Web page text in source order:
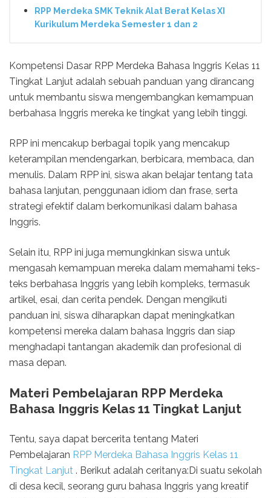
RPP Merdeka SMK Teknik Alat Berat Kelas XI
Kurikulum Merdeka Semester 1 dan 2
Kompetensi Dasar RPP Merdeka Bahasa Inggris Kelas 11
Tingkat Lanjut adalah sebuah panduan yang dirancang
untuk membantu siswa mengembangkan kemampuan
berbahasa Inggris mereka ke tingkat yang lebih tinggi.
RPP ini mencakup berbagai topik yang mencakup
keterampilan mendengarkan, berbicara, membaca, dan
menulis. Dalam RPP ini, siswa akan belajar tentang tata
bahasa lanjutan, penggunaan idiom dan frase, serta
strategi efektif dalam berkomunikasi dalam bahasa
Inggris.
Selain itu, RPP ini juga memungkinkan siswa untuk
mengasah kemampuan mereka dalam memahami teks-
teks berbahasa Inggris yang lebih kompleks, termasuk
artikel, esai, dan cerita pendek. Dengan mengikuti
panduan ini, siswa diharapkan dapat meningkatkan
kompetensi mereka dalam bahasa Inggris dan siap
menghadapi tantangan akademik dan profesional di
masa depan.
Materi Pembelajaran RPP Merdeka
Bahasa Inggris Kelas 11 Tingkat Lanjut
Tentu, saya dapat bercerita tentang Materi
Pembelajaran RPP Merdeka Bahasa Inggris Kelas 11
Tingkat Lanjut . Berikut adalah ceritanya:Di suatu sekolah
di desa kecil, seorang guru bahasa Inggris yang kreatif